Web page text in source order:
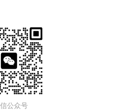
公众号